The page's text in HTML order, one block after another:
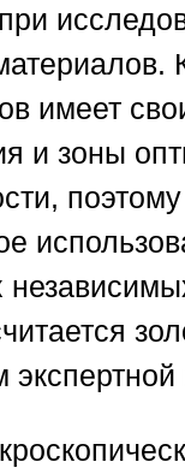
имеет
и зоны
поэтому
экспертной